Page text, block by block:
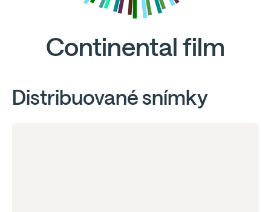
Continental film
Distribuované snímky